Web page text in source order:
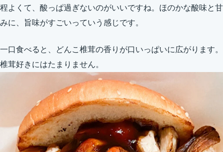
程よくて、酸っぱ過ぎないのがいいですね。ほのかな酸味と甘
みに、旨味がすごいっていう感じです。
一口食べると、どんこ椎茸の香りが口いっぱいに広がります。
椎茸好きにはたまりません。